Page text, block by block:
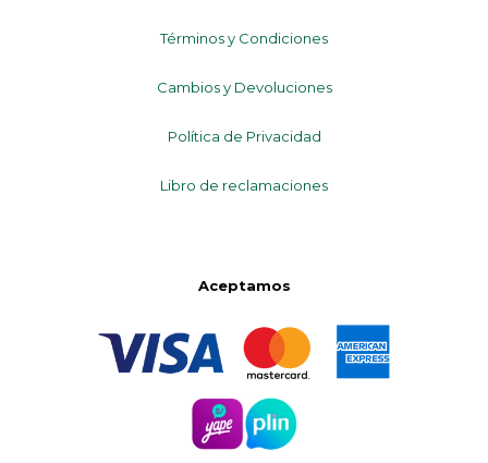
Términos y Condiciones
Cambios y Devoluciones
Política de Privacidad
Libro de reclamaciones
Aceptamos